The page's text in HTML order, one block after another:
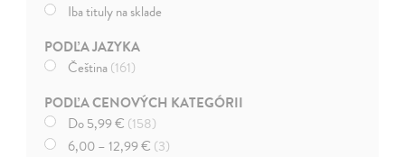
Iba tituly na sklade
PODĽA JAZYKA
Čeština(161)
PODĽA CENOVÝCH KATEGÓRII
Do 5,99 € (158)
6,00 – 12,99 € (3)